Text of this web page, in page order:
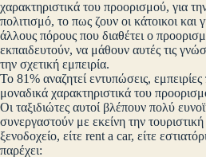
χαρακτηριστικά του προορισμού, για
πολιτισμό, το πως ζουν οι κάτοικοι και
άλλους πόρους που διαθέτει ο
εκπαιδευτούν, να μάθουν αυτές τις
την σχετική εμπειρία.
Το 81% αναζητεί εντυπώσεις,
μοναδικά χαρακτηριστικά του
Οι ταξιδιώτες αυτοί βλέπουν πολύ
συνεργαστούν με εκείνη την τουριστική
ξενοδοχείο, είτε rent a car, είτε
παρέχει: